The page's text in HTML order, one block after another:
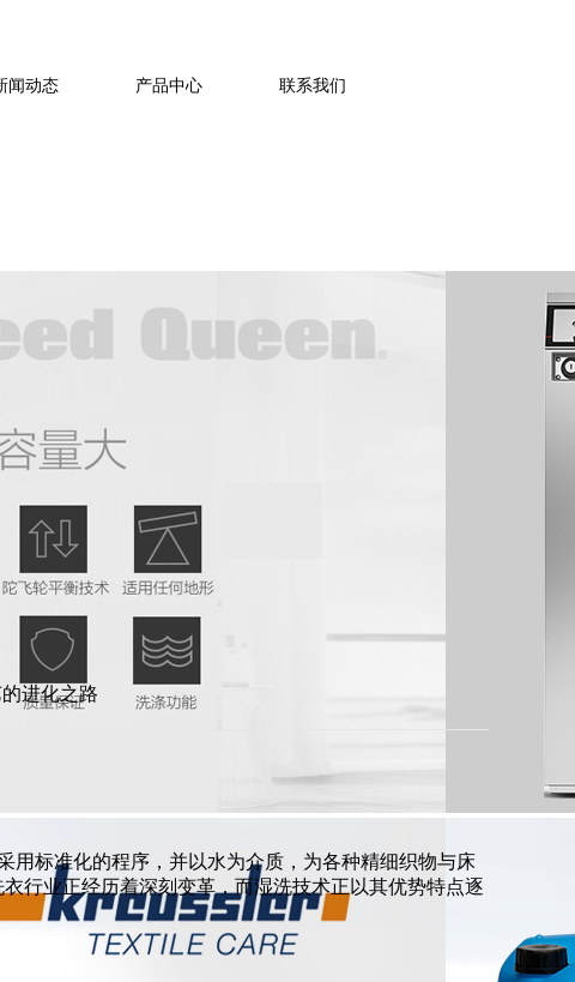
闻动态 产品中心 联系我们
进化之路
用标准化的程序，并以水为介质，为各种精细织物与床
行业正经历着深刻变革，而湿洗技术正以其优势特点逐